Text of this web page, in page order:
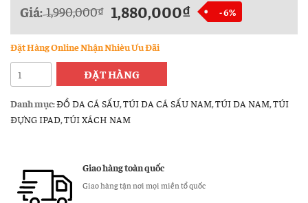
Giá: 1,990,000₫ 1,880,000₫ - 6%
Đặt Hàng Online Nhận Nhièu Ưu Đãi
Túi
đeo
chéo
da
Sấu
Hiệu
ĐẶT HÀNG
Danh mục:ĐỒ DA CÁ SẤU,TÚI DA CÁ SẤU NAM,TÚI DA NAM,TÚI
ĐỰNG IPAD,TÚI XÁCH NAM
Giao hàng toàn quốc
Giao hàng tận nơi mọi miền tổ quốc